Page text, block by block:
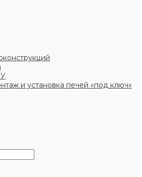
и установка печей «под ключ»